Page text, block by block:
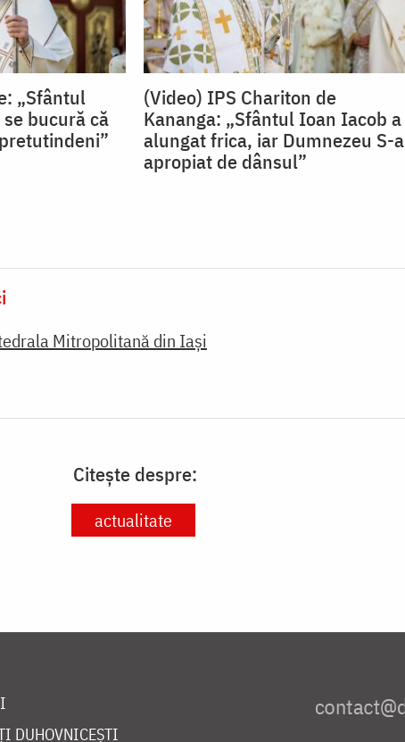
„Sfântul
bucură că
(Video) IPS Chariton de
Kananga: „Sfântul Ioan Iacob a
alungat frica, iar Dumnezeu S-a
apropiat de dânsul”
Mitropolitană din Iaşi
Citește despre:
actualitate
DUHOVNICEȘTI